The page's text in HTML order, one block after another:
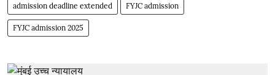
admission deadline extended FYJC admission
FYJC admission 2025